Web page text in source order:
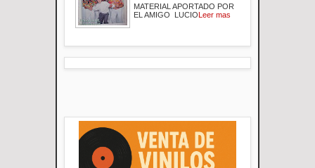
MATERIAL APORTADO POR
EL AMIGO LUCIOLeer mas